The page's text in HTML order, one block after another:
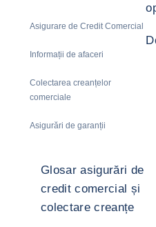
Asigurare de Credit Comercial
Informații de afaceri
Colectarea creanțelor
comerciale
Asigurări de garanții
Glosar asigurări de
credit comercial și
colectare creanțe